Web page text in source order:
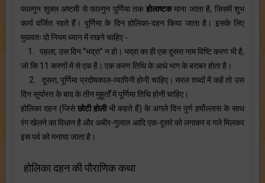
फाल्गुन शुक्ल अष्टमी से फाल्गुन पूर्णिमा तक होलाष्टकमाना जाता है, जिसमें शुभ
कार्य वर्जित रहते हैं। पूर्णिमा के दिन होलिका-दहन किया जाता है। इसके लिए
मुख्यतः दो नियम ध्यान में रखने चाहिए -
1. पहला, उस दिन “भद्रा” न हो। भद्रा का ही एक दूसरा नाम विष्टि करण भी है,
जो कि 11 करणों में से एक है। एक करण तिथि के आधे भाग के बराबर होता है।
2. दूसरा, पूर्णिमा प्रदोषकाल-व्यापिनी होनी चाहिए। सरल शब्दों में कहें तो उस
दिन सूर्यास्त के बाद के तीन मुहूर्तों में पूर्णिमा तिथि होनी चाहिए।
होलिका दहन (जिसे छोटी होलीभी कहते हैं) के अगले दिन पूर्ण हर्षोल्लास के साथ
रंग खेलने का विधान है और अबीर-गुलाल आदि एक-दूसरे को लगाकर व गले मिलकर
इस पर्व को मनाया जाता है।
होलिका दहन की पौराणिक कथा